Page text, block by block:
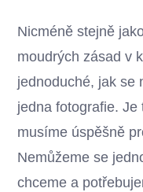
Nicméně stejně
moudrých zásad v
jednoduché, jak se
jedna fotografie.
musíme úspěšně
Nemůžeme se
chceme a